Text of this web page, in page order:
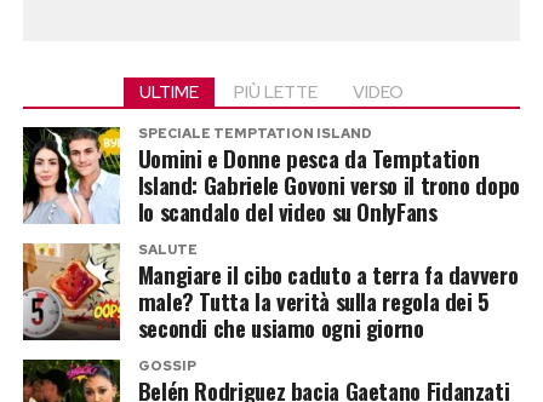
raccomandano l’uso costante di principi attivi
antiglicazione come la carnosina, la niacinamide
e la vitamina C ad alta concentrazione. Questi
ingredienti agiscono come uno scudo chimico,
intercettando le molecole di zucchero prima che
si leghino al collagene e stimolando
contestualmente la sintesi di nuove fibre
elastiche nel derma.
Post Views: 397
compromessa
Il danno principale di questa tendenza si
focalizza sullo strato corneo, la parte più
esterna dell’epidermide che funge da vero e
proprio scudo protettivo contro gli agenti
esterni e impedisce la perdita di acqua
transedermica. Quando si sovrappongono
troppe sostanze esfolianti, questo scudo si
incrina inevitabilmente.
ULTIME PIÙ LETTE VIDEO
SPECIALE TEMPTATION ISLAND
Uomini e Donne pesca da Temptation
Island: Gabriele Govoni verso il trono dopo
lo scandalo del video su OnlyFans
SALUTE
Mangiare il cibo caduto a terra fa davvero
male? Tutta la verità sulla regola dei 5
secondi che usiamo ogni giorno
GOSSIP
Belén Rodriguez bacia Gaetano Fidanzati